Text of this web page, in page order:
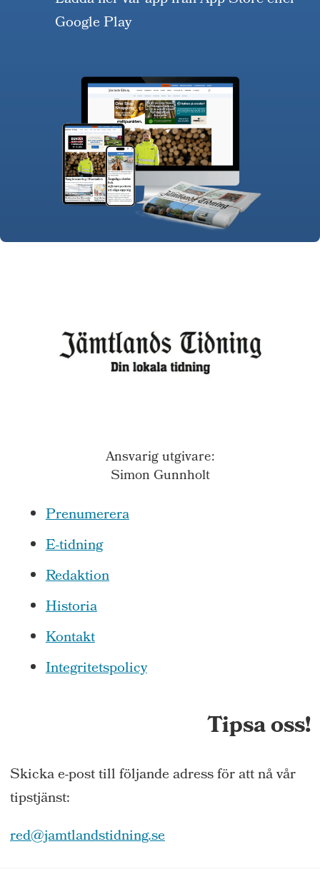
Google Play
Ansvarig utgivare:
Simon Gunnholt
Prenumerera
E-tidning
Redaktion
Historia
Kontakt
Integritetspolicy
Tipsa oss!
Skicka e-post till följande adress för att nå vår
tipstjänst:
red@jamtlandstidning.se